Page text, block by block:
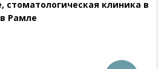
стоматологическая клиника в
Рамле